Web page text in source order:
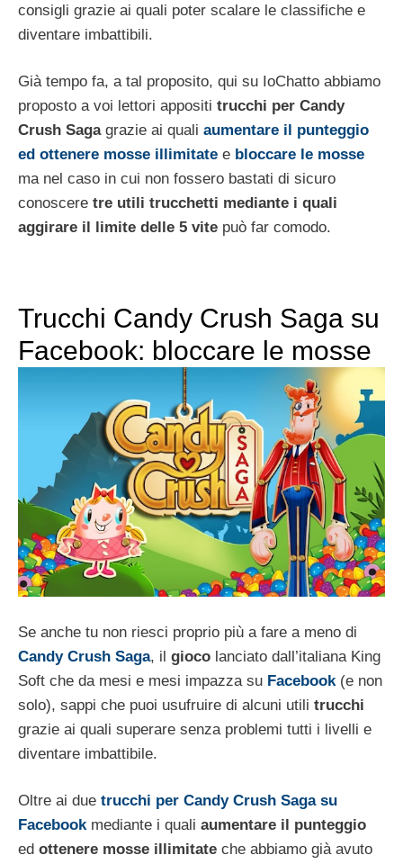
consigli grazie ai quali poter scalare le classifiche e
diventare imbattibili.
Già tempo fa, a tal proposito, qui su IoChatto abbiamo
proposto a voi lettori appositi trucchi per Candy
Crush Sagagrazie ai quali aumentare il punteggio
ed ottenere mosse illimitate e bloccare le mosse
ma nel caso in cui non fossero bastati di sicuro
conoscere tre utili trucchetti mediante i quali
aggirare il limite delle 5 vite può far comodo.
Trucchi Candy Crush Saga su
Facebook: bloccare le mosse
Se anche tu non riesci proprio più a fare a meno di
Candy Crush Saga, il gioco lanciato dall’italiana King
Soft che da mesi e mesi impazza su Facebook (e non
solo), sappi che puoi usufruire di alcuni utili trucchi
grazie ai quali superare senza problemi tutti i livelli e
diventare imbattibile.
Oltre ai due trucchi per Candy Crush Saga su
Facebookmediante i quali aumentare il punteggio
ed ottenere mosse illimitate che abbiamo già avuto